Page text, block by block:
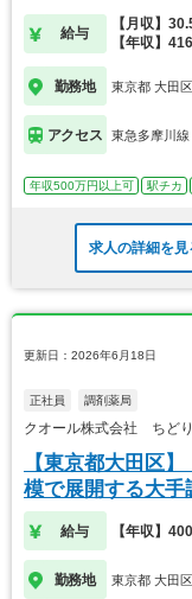
給与
【月収】
【年収】
勤務地 東京都 大田区
アクセス 東急多摩川
年収500万円以上可 駅チカ
求人の詳細を見
更新日：2026年6月18日
正社員 調剤薬局
クオール株式会社 ちど
【東京都大田区
模で展開する大手
給与 【年収】
勤務地 東京都 大田区